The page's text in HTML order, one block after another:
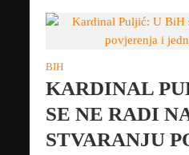
BIH
KARDINAL
SE NE RADI
STVARANJU